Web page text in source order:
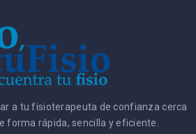
a tu fisioterapeuta de confianza cerca
forma rápida, sencilla y eficiente.